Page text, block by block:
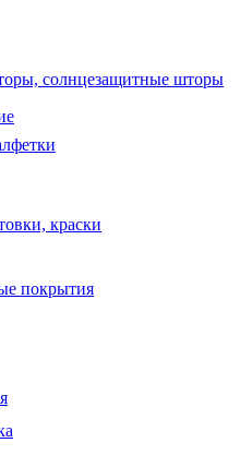
солнцезащитные шторы
краски
покрытия